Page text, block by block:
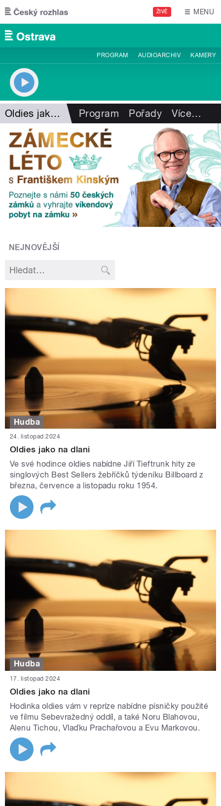
Přejít k hlavnímu obsahu
ŽIVĚ MENU
PROGRAM AUDIOARCHIV KAMERY
Oldies jako na dlani Program Pořady Více…
NEJNOVĚJŠÍ
Hudba
24. listopad 2024
Oldies jako na dlani
Ve své hodince oldies nabídne Jiří Tieftrunk hity ze
singlových Best Sellers žebříčků týdeníku Billboard z
března, července a listopadu roku 1954.
Hudba
17. listopad 2024
Oldies jako na dlani
Hodinka oldies vám v repríze nabídne písničky použité
ve filmu Sebevražedný oddíl, a také Noru Blahovou,
Alenu Tichou, Vlaďku Prachařovou a Evu Markovou.